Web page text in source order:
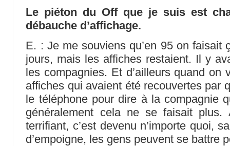
Le piéton du Off que je suis est
débauche d’affichage.
E. : Je me souviens qu’en 95 on faisait
jours, mais les affiches restaient. Il y
les compagnies. Et d’ailleurs quand on
affiches qui avaient été recouvertes par
le téléphone pour dire à la compagnie
généralement cela ne se faisait plus.
terrifiant, c’est devenu n’importe quoi,
d’empoigne, les gens peuvent se battre